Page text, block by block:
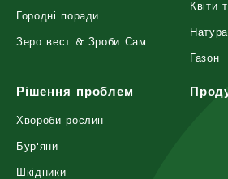
Городні поради
Зеро вест & Зроби Сам
Квіти
Газон
Рішення проблем
Хвороби рослин
Бур'яни
Шкідники